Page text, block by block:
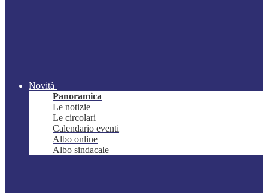
Novità
Panoramica
Le notizie
Le circolari
Calendario eventi
Albo online
Albo sindacale